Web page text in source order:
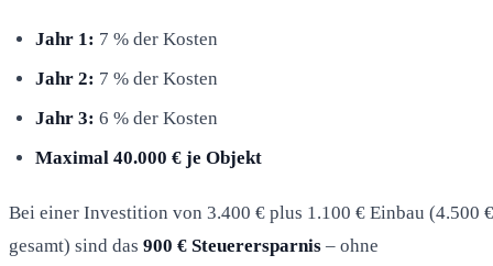
Jahr 1: 7 % der Kosten
Jahr 2: 7 % der Kosten
Jahr 3: 6 % der Kosten
Maximal 40.000 € je Objekt
Bei einer Investition von 3.400 € plus 1.100 € Einbau (4.500 €
gesamt) sind das 900 € Steuerersparnis – ohne